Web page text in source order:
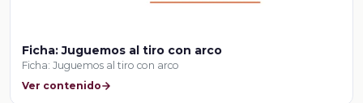
Ficha: Juguemos al tiro con arco
Ficha: Juguemos al tiro con arco
Ver contenido